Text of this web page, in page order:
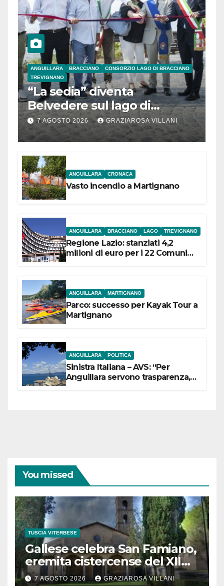
ANGUILLARA BRACCIANO
CONSORZIO LAGO DI BRACCIANO
TREVIGNANO
“La sedia” diventa
Belvedere sul lago di
Bracciano: ieri
l’inaugurazione
7 AGOSTO 2026 GRAZIAROSA VILLANI
ANGUILLARA CRONACA
Vasto incendio a Martignano
ANGUILLARA BRACCIANO LAGO TREVIGNANO
Regione Lazio: stanziati 4,2
milioni di euro per i 22 Comuni
ANGUILLARA MARTIGNANO
Parco: successo per Kayak Tour a
Martignano
ANGUILLARA POLITICA
Sinistra Italiana – AVS: “Per
Anguillara servono trasparenza,
You missed
TUSCIA VITERBESE
Gallese celebra San Famiano,
eremita cistercense del XII
secolo
7 AGOSTO 2026 GRAZIAROSA VILLANI